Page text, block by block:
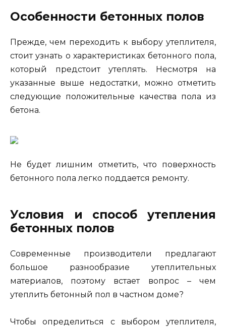
Особенности бетонных полов
Прежде, чем переходить к выбору утеплителя,
стоит узнать о характеристиках бетонного пола,
который предстоит утеплять. Несмотря на
указанные выше недостатки, можно отметить
следующие положительные качества пола из
бетона.
Не будет лишним отметить, что поверхность
бетонного пола легко поддается ремонту.
Условия и способ утепления
бетонных полов
Современные производители предлагают
большое разнообразие утеплительных
материалов, поэтому встает вопрос – чем
утеплить бетонный пол в частном доме?
Чтобы определиться с выбором утеплителя,